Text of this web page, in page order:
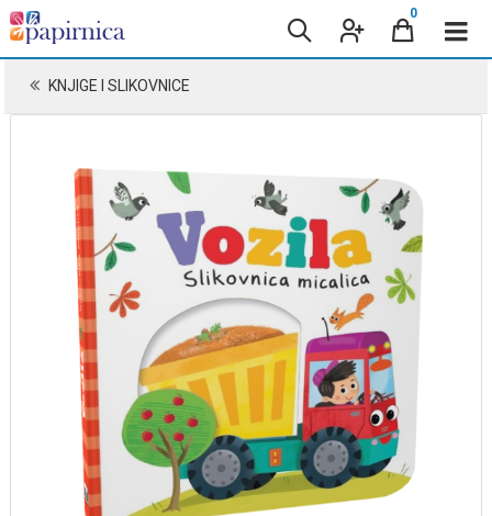
0
KNJIGE I SLIKOVNICE